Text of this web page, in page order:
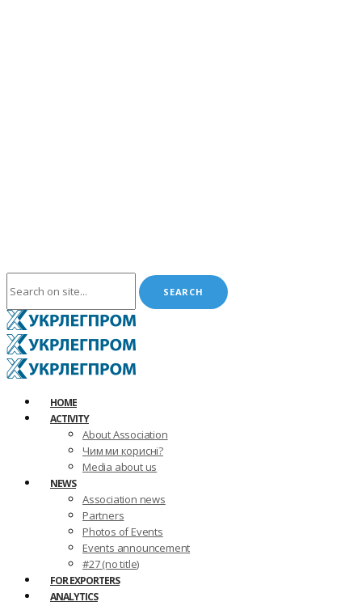
HOME
ACTIVITY
About Association
Чим ми корисні?
Media about us
NEWS
Association news
Partners
Photos of Events
Events announcement
#27 (no title)
FOR EXPORTERS
ANALYTICS